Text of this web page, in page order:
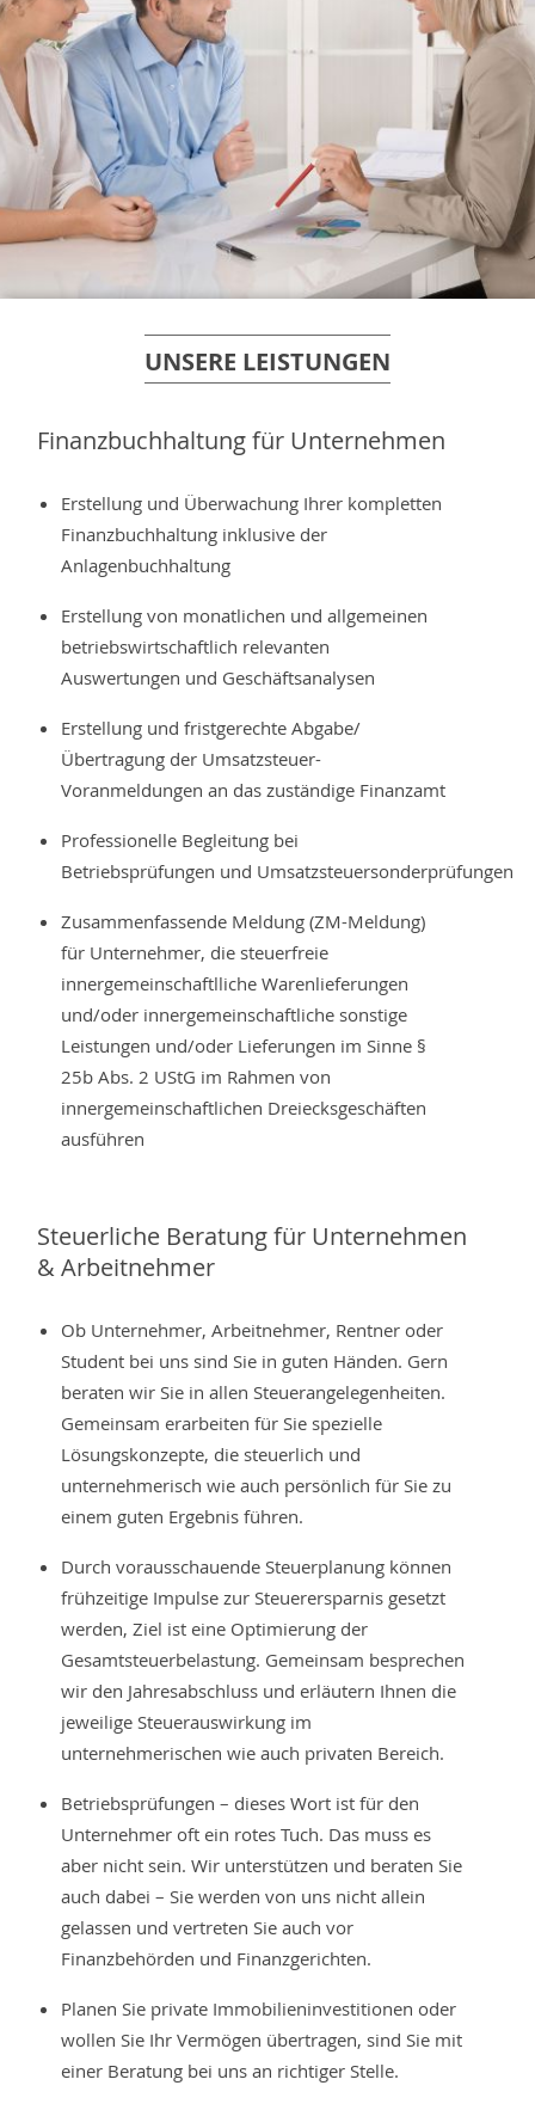
UNSERE LEISTUNGEN
Finanzbuchhaltung für Unternehmen
Erstellung und Überwachung Ihrer kompletten
Finanzbuchhaltung inklusive der
Anlagenbuchhaltung
Erstellung von monatlichen und allgemeinen
betriebswirtschaftlich relevanten
Auswertungen und Geschäftsanalysen
Erstellung und fristgerechte Abgabe/
Übertragung der Umsatzsteuer-
Voranmeldungen an das zuständige Finanzamt
Professionelle Begleitung bei
Betriebsprüfungen und Umsatzsteuersonderprüfungen
Zusammenfassende Meldung (ZM-Meldung)
für Unternehmer, die steuerfreie
innergemeinschaftlliche Warenlieferungen
und/oder innergemeinschaftliche sonstige
Leistungen und/oder Lieferungen im Sinne §
25b Abs. 2 UStG im Rahmen von
innergemeinschaftlichen Dreiecksgeschäften
ausführen
Steuerliche Beratung für Unternehmen
& Arbeitnehmer
Ob Unternehmer, Arbeitnehmer, Rentner oder
Student bei uns sind Sie in guten Händen. Gern
beraten wir Sie in allen Steuerangelegenheiten.
Gemeinsam erarbeiten für Sie spezielle
Lösungskonzepte, die steuerlich und
unternehmerisch wie auch persönlich für Sie zu
einem guten Ergebnis führen.
Durch vorausschauende Steuerplanung können
frühzeitige Impulse zur Steuerersparnis gesetzt
werden, Ziel ist eine Optimierung der
Gesamtsteuerbelastung. Gemeinsam besprechen
wir den Jahresabschluss und erläutern Ihnen die
jeweilige Steuerauswirkung im
unternehmerischen wie auch privaten Bereich.
Betriebsprüfungen – dieses Wort ist für den
Unternehmer oft ein rotes Tuch. Das muss es
aber nicht sein. Wir unterstützen und beraten Sie
auch dabei – Sie werden von uns nicht allein
gelassen und vertreten Sie auch vor
Finanzbehörden und Finanzgerichten.
Planen Sie private Immobilieninvestitionen oder
wollen Sie Ihr Vermögen übertragen, sind Sie mit
einer Beratung bei uns an richtiger Stelle.